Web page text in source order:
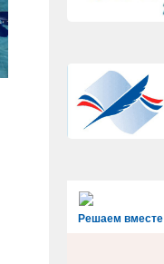
Решаем вместе